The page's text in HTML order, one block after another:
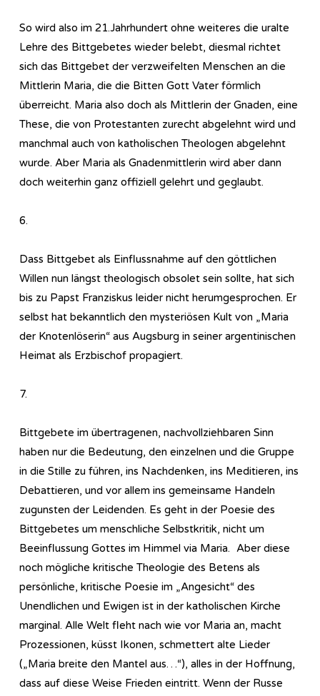
So wird also im 21.Jahrhundert ohne weiteres die uralte
Lehre des Bittgebetes wieder belebt, diesmal richtet
sich das Bittgebet der verzweifelten Menschen an die
Mittlerin Maria, die die Bitten Gott Vater förmlich
überreicht. Maria also doch als Mittlerin der Gnaden, eine
These, die von Protestanten zurecht abgelehnt wird und
manchmal auch von katholischen Theologen abgelehnt
wurde. Aber Maria als Gnadenmittlerin wird aber dann
doch weiterhin ganz offiziell gelehrt und geglaubt.
6.
Dass Bittgebet als Einflussnahme auf den göttlichen
Willen nun längst theologisch obsolet sein sollte, hat sich
bis zu Papst Franziskus leider nicht herumgesprochen. Er
selbst hat bekanntlich den mysteriösen Kult von „Maria
der Knotenlöserin“ aus Augsburg in seiner argentinischen
Heimat als Erzbischof propagiert.
7.
Bittgebete im übertragenen, nachvollziehbaren Sinn
haben nur die Bedeutung, den einzelnen und die Gruppe
in die Stille zu führen, ins Nachdenken, ins Meditieren, ins
Debattieren, und vor allem ins gemeinsame Handeln
zugunsten der Leidenden. Es geht in der Poesie des
Bittgebetes um menschliche Selbstkritik, nicht um
Beeinflussung Gottes im Himmel via Maria. Aber diese
noch mögliche kritische Theologie des Betens als
persönliche, kritische Poesie im „Angesicht“ des
Unendlichen und Ewigen ist in der katholischen Kirche
marginal. Alle Welt fleht nach wie vor Maria an, macht
Prozessionen, küsst Ikonen, schmettert alte Lieder
(„Maria breite den Mantel aus…“), alles in der Hoffnung,
dass auf diese Weise Frieden eintritt. Wenn der Russe